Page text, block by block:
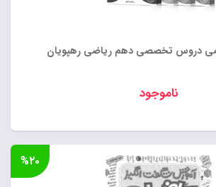
دروس تخصصی دهم ریاضی رهپویان
ناموجود
%۲۰